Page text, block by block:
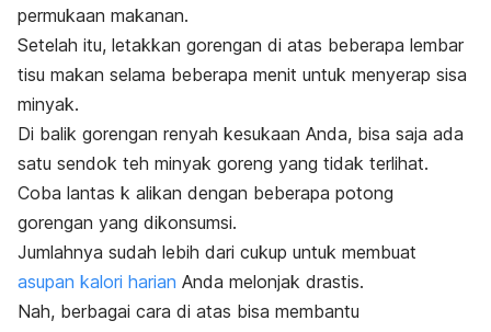
permukaan makanan.
Setelah itu, letakkan gorengan di atas beberapa lembar
tisu makan selama beberapa menit untuk menyerap sisa
minyak.
Di balik gorengan renyah kesukaan Anda, bisa saja ada
satu sendok teh minyak goreng yang tidak terlihat.
Coba lantas k alikan dengan beberapa potong
gorengan yang dikonsumsi.
Jumlahnya sudah lebih dari cukup untuk membuat
asupan kalori harian Anda melonjak drastis.
Nah, berbagai cara di atas bisa membantu